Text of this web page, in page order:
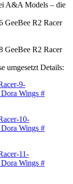
A&A Models – die
umgesetzt Details: